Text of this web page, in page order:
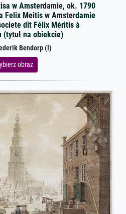
w Amsterdamie, ok. 1790
Felix Meitis w Amsterdamie
dit Félix Méritis à
(tytuł na obiekcie)
Bendorp (I)
obraz